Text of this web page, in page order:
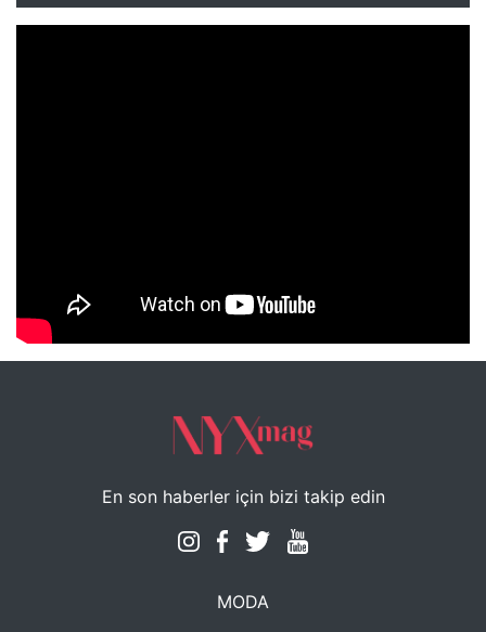
NYXmag 2. Yaş Kutlama Etkinliği
En son haberler için bizi takip edin
MODA